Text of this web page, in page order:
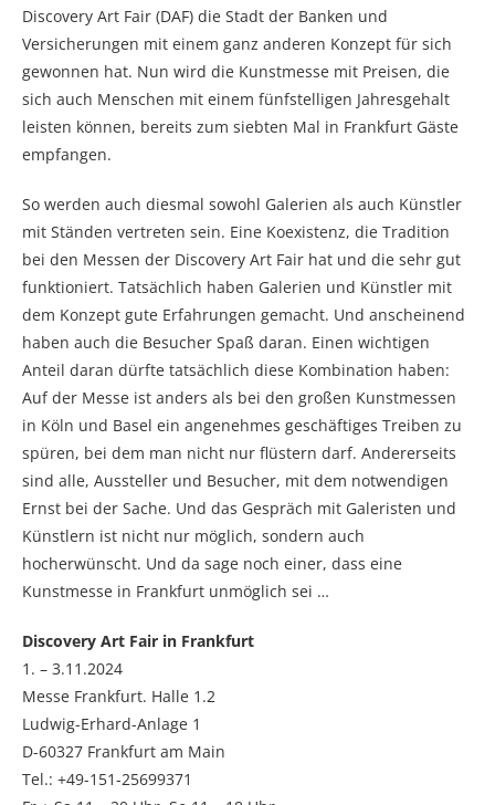
Discovery Art Fair (DAF) die Stadt der Banken und
Versicherungen mit einem ganz anderen Konzept für sich
gewonnen hat. Nun wird die Kunstmesse mit Preisen, die
sich auch Menschen mit einem fünfstelligen Jahresgehalt
leisten können, bereits zum siebten Mal in Frankfurt Gäste
empfangen.
So werden auch diesmal sowohl Galerien als auch Künstler
mit Ständen vertreten sein. Eine Koexistenz, die Tradition
bei den Messen der Discovery Art Fair hat und die sehr gut
funktioniert. Tatsächlich haben Galerien und Künstler mit
dem Konzept gute Erfahrungen gemacht. Und anscheinend
haben auch die Besucher Spaß daran. Einen wichtigen
Anteil daran dürfte tatsächlich diese Kombination haben:
Auf der Messe ist anders als bei den großen Kunstmessen
in Köln und Basel ein angenehmes geschäftiges Treiben zu
spüren, bei dem man nicht nur flüstern darf. Andererseits
sind alle, Aussteller und Besucher, mit dem notwendigen
Ernst bei der Sache. Und das Gespräch mit Galeristen und
Künstlern ist nicht nur möglich, sondern auch
hocherwünscht. Und da sage noch einer, dass eine
Kunstmesse in Frankfurt unmöglich sei …
Discovery Art Fair in Frankfurt
1. – 3.11.2024
Messe Frankfurt. Halle 1.2
Ludwig-Erhard-Anlage 1
D-60327 Frankfurt am Main
Tel.: +49-151-25699371